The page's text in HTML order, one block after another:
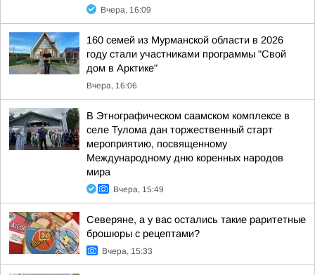
Вчера, 16:09
160 семей из Мурманской области в 2026
году стали участниками программы "Свой
дом в Арктике"
Вчера, 16:06
В Этнографическом саамском комплексе в
селе Тулома дан торжественный старт
мероприятию, посвященному
Международному дню коренных народов
мира
Вчера, 15:49
Северяне, а у вас остались такие раритетные
брошюры с рецептами?
Вчера, 15:33